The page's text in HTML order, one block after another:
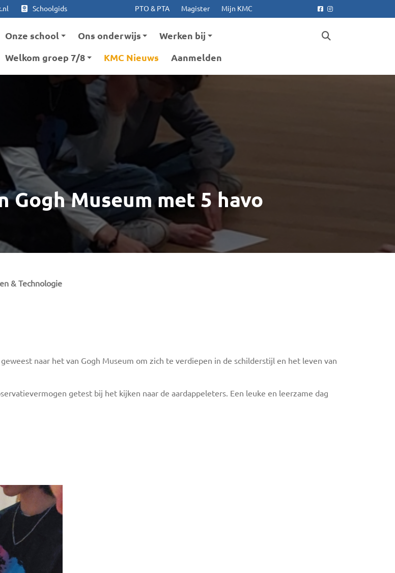
Ga naar hoofdinhoud
Ga naar footer
Schoolgids PTO & PTA Magister Mijn KMC Facebook
Instagram
Onze school Ons onderwijs Werken bij
Welkom groep 7/8 KMC Nieuws Aanmelden
Gogh Museum met 5 havo
& Technologie
naar het van Gogh Museum om zich te verdiepen in de schilderstijl en het leven van
getest bij het kijken naar de aardappeleters. Een leuke en leerzame dag